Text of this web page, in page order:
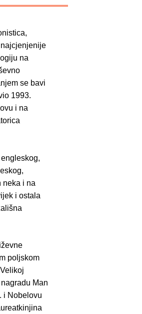
na
se bavi
1993.
i na
neka i na
i ostala
poljskom
Man
i Nobelovu